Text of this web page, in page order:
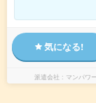
気になる!
派遣会社 マンパワ